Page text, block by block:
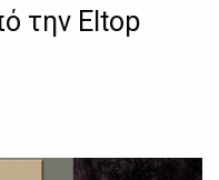
την Eltop